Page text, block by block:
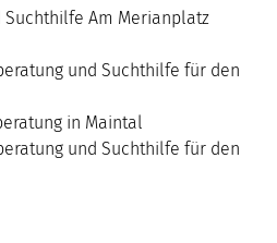
Suchthilfe Am Merianplatz
und Suchthilfe für den
in Maintal
und Suchthilfe für den